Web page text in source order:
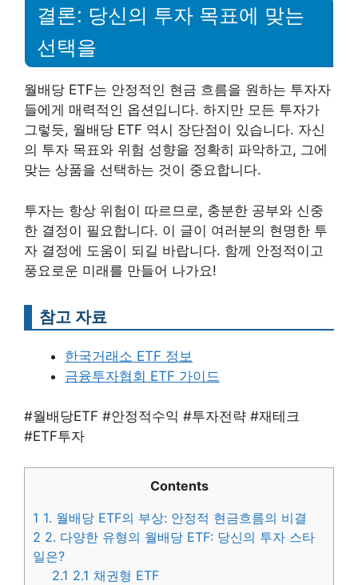
결론: 당신의 투자 목표에 맞는
선택을
월배당 ETF는 안정적인 현금 흐름을 원하는 투자자
들에게 매력적인 옵션입니다. 하지만 모든 투자가
그렇듯, 월배당 ETF 역시 장단점이 있습니다. 자신
의 투자 목표와 위험 성향을 정확히 파악하고, 그에
맞는 상품을 선택하는 것이 중요합니다.
투자는 항상 위험이 따르므로, 충분한 공부와 신중
한 결정이 필요합니다. 이 글이 여러분의 현명한 투
자 결정에 도움이 되길 바랍니다. 함께 안정적이고
풍요로운 미래를 만들어 나가요!
참고 자료
한국거래소 ETF 정보
금융투자협회 ETF 가이드
#월배당ETF #안정적수익 #투자전략 #재테크
#ETF투자
Contents
1 1. 월배당 ETF의 부상: 안정적 현금흐름의 비결
2 2. 다양한 유형의 월배당 ETF: 당신의 투자 스타
일은?
2.1 2.1 채권형 ETF